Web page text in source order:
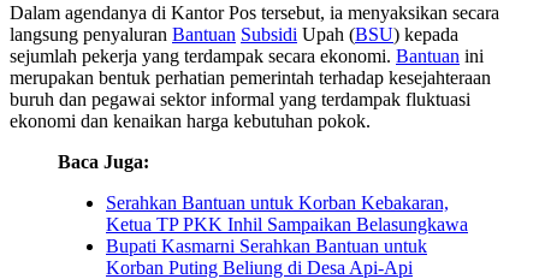
Dalam agendanya di Kantor Pos tersebut, ia menyaksikan secara
langsung penyaluran Bantuan Subsidi Upah (BSU) kepada
sejumlah pekerja yang terdampak secara ekonomi. Bantuan ini
merupakan bentuk perhatian pemerintah terhadap kesejahteraan
buruh dan pegawai sektor informal yang terdampak fluktuasi
ekonomi dan kenaikan harga kebutuhan pokok.
Baca Juga:
Serahkan Bantuan untuk Korban Kebakaran,
Ketua TP PKK Inhil Sampaikan Belasungkawa
Bupati Kasmarni Serahkan Bantuan untuk
Korban Puting Beliung di Desa Api-Api